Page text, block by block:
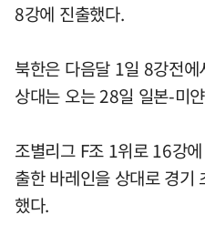
8강에 진출했다.
북한은 다음달 1일 8강전
상대는 오는 28일 일본-미
조별리그 F조 1위로 16강
출한 바레인을 상대로 경기
했다.